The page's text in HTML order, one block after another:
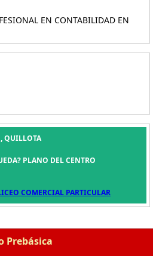
EN CONTABILIDAD EN
QUILLOTA
PLANO DEL CENTRO
COMERCIAL PARTICULAR
Prebásica